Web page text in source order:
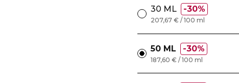
30 ML 30%
207,67 € / 100 ml
50 ML 30%
187,60 € / 100 ml